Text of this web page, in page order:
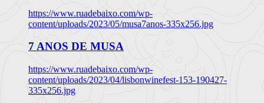
https://www.ruadebaixo.com/wp-
content/uploads/2023/05/musa7anos-335x256.jpg
7 ANOS DE MUSA
https://www.ruadebaixo.com/wp-
content/uploads/2023/04/lisbonwinefest-153-190427-
335x256.jpg